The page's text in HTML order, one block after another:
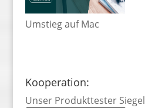
Umstieg auf Mac
Kooperation:
Unser Produkttester Siegel